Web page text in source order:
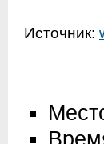
Источник: